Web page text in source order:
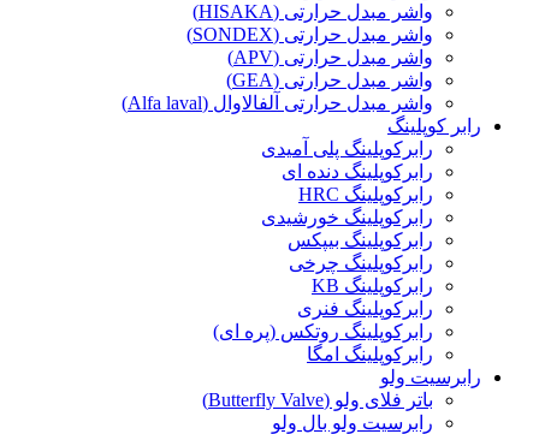
واشر مبدل حرارتی (HISAKA)
واشر مبدل حرارتی (SONDEX)
واشر مبدل حرارتی (APV)
واشر مبدل حرارتی (GEA)
واشر مبدل حرارتی آلفالاوال (Alfa laval)
رابر کوپلینگ
رابرکوپلینگ پلی آمیدی
رابرکوپلینگ دنده ای
رابرکوپلینگ HRC
رابرکوپلینگ خورشیدی
رابرکوپلینگ بیپکس
رابرکوپلینگ چرخی
رابرکوپلینگ KB
رابرکوپلینگ فنری
رابرکوپلینگ روتکس (پره ای)
رابرکوپلینگ امگا
رابرسیت ولو
باتر فلای ولو (Butterfly Valve)
رابرسیت ولو بال ولو